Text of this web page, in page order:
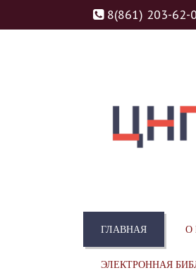
8(861) 203-62-
ЦЕНТР
ГЛАВНАЯ О
ЭЛЕКТРОННАЯ